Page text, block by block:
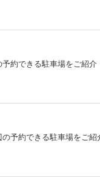
約できる駐車場をご紹介
予約できる駐車場をご紹